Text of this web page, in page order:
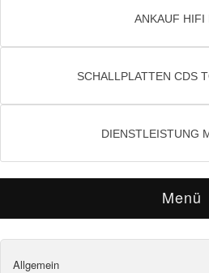
ANKAUF HIFI
SCHALLPLATTEN CDS
DIENSTLEISTUNG
Menü
Allgemein